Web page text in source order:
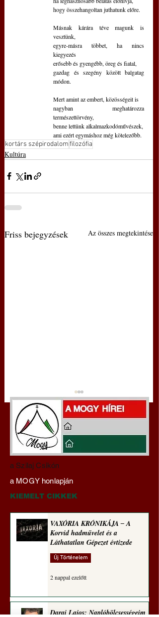
hogy összehangoltan juthatunk előre.
Másnak kárára téve magunk is
vesztünk,
egyre-másra többet, ha nincs
kiegyezés
erősebb és gyengébb, öreg és fiatal,
gazdag és szegény között balgatag
módon.
Mert amint az embert, közösségeit is
nagyban meghatározza
természettörvény,
benne lettünk alkalmazkodóművészek,
ami ezért egymáshoz még kötelezőbb.
kortárs szépirodalomfilozófia
Kultúra
Friss bejegyzések Az összes megtekintése
Darai Lajos:
Naplóbölcsességeim
(2023)
a Szilaj Csikón
a MOGY honlapján
KIEMELT CIKKEK
VAXÓRIA KRÓNIKÁJA ‒ A
Korvid hadművelet és a
Láthatatlan Gépezet évtizede
Új Történelem
2 nappal ezelőtt
Darai Lajos: Naplóbölcsességeim